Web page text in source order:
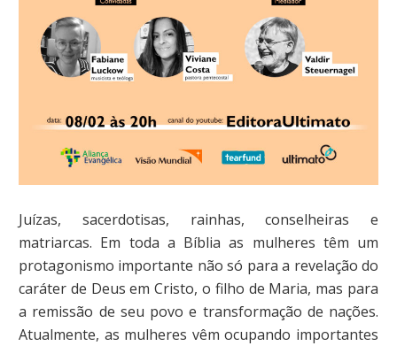
Juízas, sacerdotisas, rainhas, conselheiras e
matriarcas. Em toda a Bíblia as mulheres têm um
protagonismo importante não só para a revelação do
caráter de Deus em Cristo, o filho de Maria, mas para
a remissão de seu povo e transformação de nações.
Atualmente, as mulheres vêm ocupando importantes